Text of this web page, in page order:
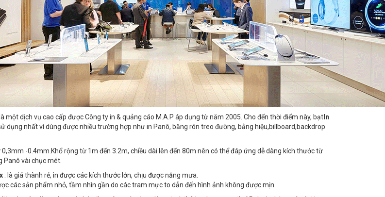
là một dịch vụ cao cấp được Công ty in & quảng cáo M.A.P áp dụng từ năm 2005. Cho đến thời điểm này, bạtIn
dụng nhất vì dùng được nhiều trường hợp như in Panô, băng rôn treo đường, bảng hiệu,billboard,backdrop
-0.4mm.Khổ rộng từ 1m đến 3.2m, chiều dài lên đến 80m nên có thể đáp ứng dễ dàng kích thước từ
Panô vài chục mét.
: là giá thành rẻ, in được các kích thước lớn, chịu được nắng mưa.
các sản phẩm nhỏ, tầm nhìn gần do các tram mực to dẫn đến hình ảnh không được mịn.